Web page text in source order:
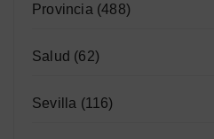
Provincia (488)
Salud (62)
Sevilla (116)